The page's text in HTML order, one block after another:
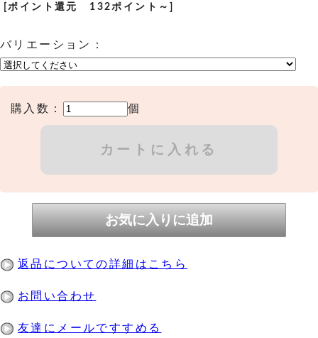
[ポイント還元 132ポイント～]
バリエーション：
購入数： 個
返品についての詳細はこちら
お問い合わせ
友達にメールですすめる